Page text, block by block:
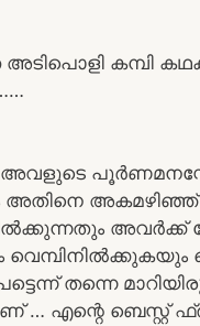
കമ്പി
അതിനെ
തന്നെ
… എന്റെ ബെസ്റ്റ്